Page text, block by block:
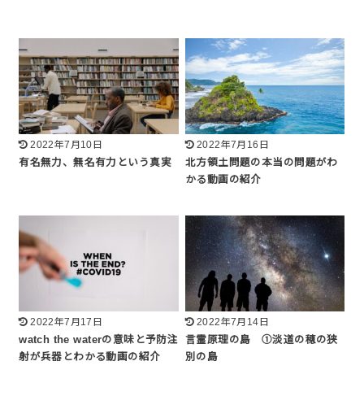
2022年7月10日
有名無力、無名有力という真実
2022年7月16日
北方領土問題の本当の問題がわ
かる動画の紹介
2022年7月17日
watch the waterの意味と予防注
射が兵器とわかる動画の紹介
2022年7月14日
言霊原理の島 ①淡道の穂の狭
別の島